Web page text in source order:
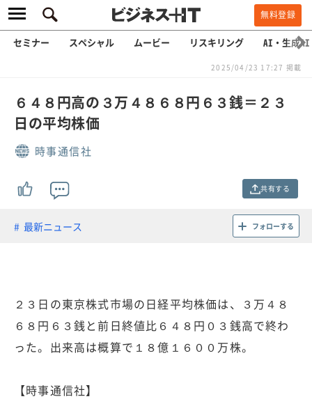
無料登録
セミナー スペシャル ムービー リスキリング AI・生成AI
2025/04/23 17:27 掲載
６４８円高の３万４８６８円６３銭＝２３
日の平均株価
時事通信社
共有する
最新ニュース フォローする
２３日の東京株式市場の日経平均株価は、３万４８
６８円６３銭と前日終値比６４８円０３銭高で終わ
った。出来高は概算で１８億１６００万株。
【時事通信社】